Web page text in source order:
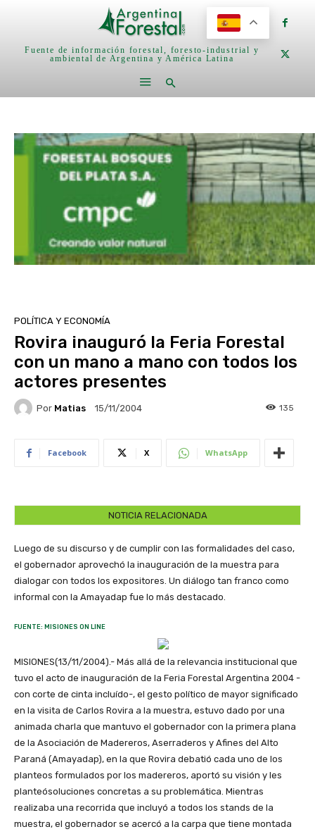
Fuente de información forestal, foresto-industrial y
ambiental de Argentina y América Latina
POLÍTICA Y ECONOMÍA
Rovira inauguró la Feria Forestal
con un mano a mano con todos los
actores presentes
Por Matias 15/11/2004 135
Facebook X WhatsApp
NOTICIA RELACIONADA
Luego de su discurso y de cumplir con las formalidades del caso,
el gobernador aprovechó la inauguración de la muestra para
dialogar con todos los expositores. Un diálogo tan franco como
informal con la Amayadap fue lo más destacado.
FUENTE: MISIONES ON LINE
MISIONES(13/11/2004).- Más allá de la relevancia institucional que
tuvo el acto de inauguración de la Feria Forestal Argentina 2004 -
con corte de cinta incluído-, el gesto político de mayor significado
en la visita de Carlos Rovira a la muestra, estuvo dado por una
animada charla que mantuvo el gobernador con la primera plana
de la Asociación de Madereros, Aserraderos y Afines del Alto
Paraná (Amayadap), en la que Rovira debatió cada uno de los
planteos formulados por los madereros, aportó su visión y les
planteósoluciones concretas a su problemática. Mientras
realizaba una recorrida que incluyó a todos los stands de la
muestra, el gobernador se acercó a la carpa que tiene montada